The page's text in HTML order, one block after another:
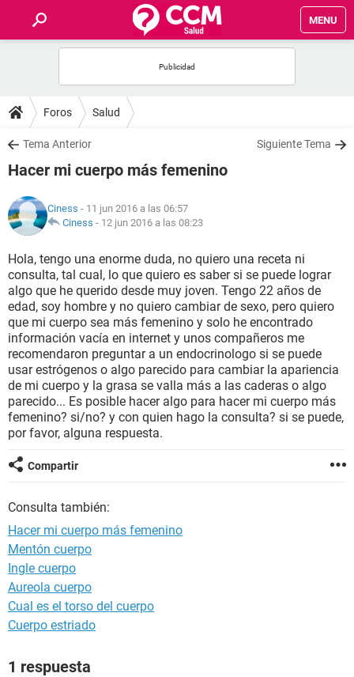
MENU
FOROS
SALUD
NUTRICIÓN
BIENESTAR
SEXUALIDAD
GLOSARIO
Foros Salud
Tema Anterior Siguiente Tema
Hacer mi cuerpo más femenino
Ciness - 11 jun 2016 a las 06:57
Ciness - 12 jun 2016 a las 08:23
Hola, tengo una enorme duda, no quiero una receta ni
consulta, tal cual, lo que quiero es saber si se puede lograr
algo que he querido desde muy joven. Tengo 22 años de
edad, soy hombre y no quiero cambiar de sexo, pero quiero
que mi cuerpo sea más femenino y solo he encontrado
información vacía en internet y unos compañeros me
recomendaron preguntar a un endocrinologo si se puede
usar estrógenos o algo parecido para cambiar la apariencia
de mi cuerpo y la grasa se valla más a las caderas o algo
parecido... Es posible hacer algo para hacer mi cuerpo más
femenino? si/no? y con quien hago la consulta? si se puede,
por favor, alguna respuesta.
Compartir
Consulta también:
Hacer mi cuerpo más femenino
Mentón cuerpo
Ingle cuerpo
Aureola cuerpo
Cual es el torso del cuerpo
Cuerpo estriado
1 respuesta